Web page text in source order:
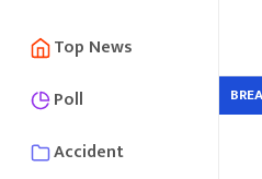
Top News
Poll
Accident
मानवीय संवेदना की लौ सारण में